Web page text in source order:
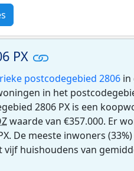
PX
postcodegebied 2806 in
in het
2806 PX is een
waarde van €357.000. Er
De meeste inwoners
vijf huishoudens van